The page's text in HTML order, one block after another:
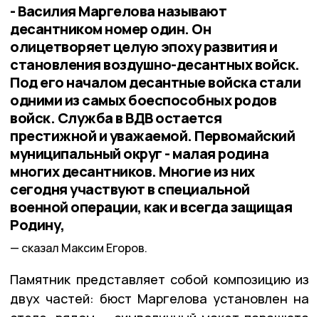
- Василия Маргелова называют
десантником номер один. Он
олицетворяет целую эпоху развития и
становления воздушно-десантных войск.
Под его началом десантные войска стали
одними из самых боеспособных родов
войск. Служба в ВДВ остается
престижной и уважаемой. Первомайский
муниципальный округ - малая родина
многих десантников. Многие из них
сегодня участвуют в специальной
военной операции, как и всегда защищая
Родину,
сказал Максим Егоров.
Памятник представляет собой композицию из
двух частей: бюст Маргелова установлен на